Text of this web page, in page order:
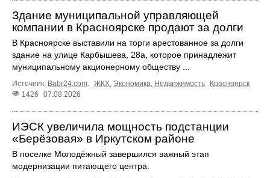
Здание муниципальной управляющей
компании в Красноярске продают за долги
В Красноярске выставили на торги арестованное за долги
здание на улице Карбышева, 28а, которое принадлежит
муниципальному акционерному обществу ...
Источник: Babr24.com. ЖКХ, Экономика, Недвижимость
Красноярск
1426
07.08.2026
ИЭСК увеличила мощность подстанции
«Берёзовая» в Иркутском районе
В поселке Молодёжный завершился важный этап
модернизации питающего центра.